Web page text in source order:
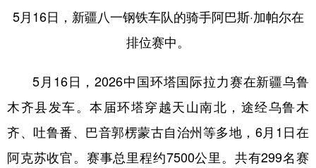
浙江 安徽 福建 江西
河南
四川 贵州 云南 西藏
陕西 甘肃 青海 宁夏
新疆 内蒙古 黑龙江
5月16日，新疆八一钢铁车队的骑手阿巴斯·加帕尔在
排位赛中。
5月16日，2026中国环塔国际拉力赛在新疆乌鲁
木齐县发车。本届环塔穿越天山南北，途经乌鲁木
齐、吐鲁番、巴音郭楞蒙古自治州等多地，6月1日在
阿克苏收官。赛事总里程约7500公里。共有299名赛